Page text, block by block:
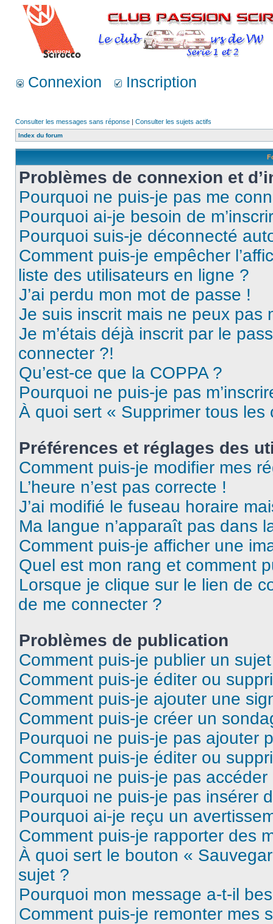
Connexion Inscription
Consulter les messages sans réponse | Consulter les sujets actifs
Index du forum
Problèmes de connexion et
Pourquoi ne puis-je pas me
Pourquoi ai-je besoin de
Pourquoi suis-je déconnecté
Comment puis-je empêcher
liste des utilisateurs en ligne ?
J’ai perdu mon mot de passe !
Je suis inscrit mais ne peux pas
Je m’étais déjà inscrit par le
connecter ?!
Qu’est-ce que la COPPA ?
Pourquoi ne puis-je pas
À quoi sert « Supprimer tous les
Préférences et réglages des
Comment puis-je modifier mes
L’heure n’est pas correcte !
J’ai modifié le fuseau horaire
Ma langue n’apparaît pas dans
Comment puis-je afficher une
Quel est mon rang et comment
Lorsque je clique sur le lien de
de me connecter ?
Problèmes de publication
Comment puis-je publier un
Comment puis-je éditer ou
Comment puis-je ajouter une
Comment puis-je créer un
Pourquoi ne puis-je pas ajouter
Comment puis-je éditer ou
Pourquoi ne puis-je pas
Pourquoi ne puis-je pas insérer
Pourquoi ai-je reçu un
Comment puis-je rapporter des
À quoi sert le bouton «
sujet ?
Pourquoi mon message a-t-il
Comment puis-je remonter mes